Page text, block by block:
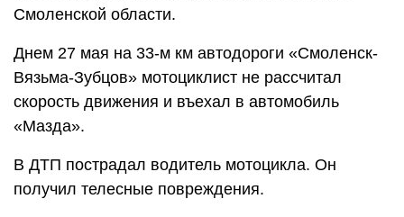
Смоленской области.
Днем 27 мая на 33-м км автодороги «Смоленск-
Вязьма-Зубцов» мотоциклист не рассчитал
скорость движения и въехал в автомобиль
«Мазда».
В ДТП пострадал водитель мотоцикла. Он
получил телесные повреждения.